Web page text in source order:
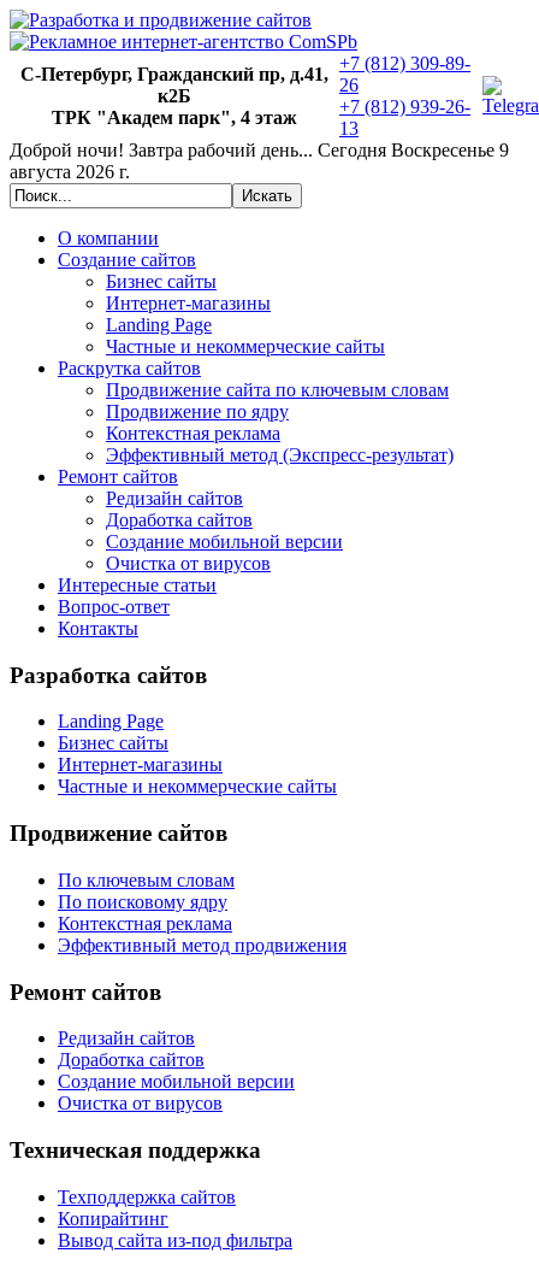
С-Петербург, Гражданский пр, д.41,
к2Б
ТРК "Академ парк", 4 этаж
+7 (812) 309-89-
26
+7 (812) 939-26-
13
Доброй ночи! Завтра рабочий день... Сегодня Воскресенье 9
августа 2026 г.
О компании
Создание сайтов
Бизнес сайты
Интернет-магазины
Landing Page
Частные и некоммерческие сайты
Раскрутка сайтов
Продвижение сайта по ключевым словам
Продвижение по ядру
Контекстная реклама
Эффективный метод (Экспресс-результат)
Ремонт сайтов
Редизайн сайтов
Доработка сайтов
Создание мобильной версии
Очистка от вирусов
Интересные статьи
Вопрос-ответ
Контакты
Разработка сайтов
Landing Page
Бизнес сайты
Интернет-магазины
Частные и некоммерческие сайты
Продвижение сайтов
По ключевым словам
По поисковому ядру
Контекстная реклама
Эффективный метод продвижения
Ремонт сайтов
Редизайн сайтов
Доработка сайтов
Создание мобильной версии
Очистка от вирусов
Техническая поддержка
Техподдержка сайтов
Копирайтинг
Вывод сайта из-под фильтра